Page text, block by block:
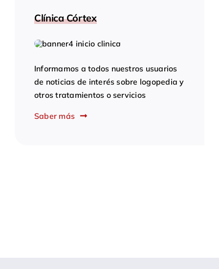
Clínica Córtex
Informamos a todos nuestros usuarios
de noticias de interés sobre logopedia y
otros tratamientos o servicios
Saber más